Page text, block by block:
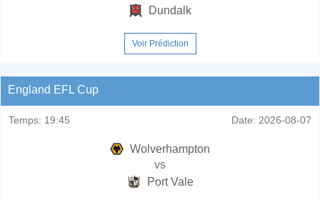
Dundalk
Voir Prédiction
England EFL Cup
Temps: 19:45 Date: 2026-08-07
Wolverhampton
vs
Port Vale